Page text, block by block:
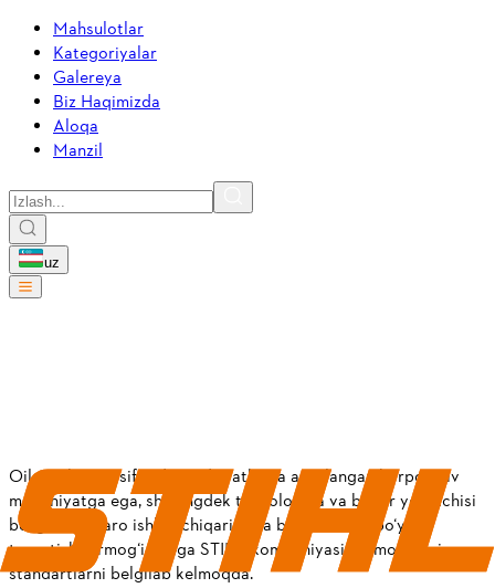
Mahsulotlar
Kategoriyalar
Galereya
Biz Haqimizda
Aloqa
Manzil
uz
Oilaviy biznes sifatida, qadriyatlarga asoslangan korporativ
madaniyatga ega, shuningdek texnologiya va bozor yetakchisi
bo‘lgan, xalqaro ishlab chiqarish va butun dunyo bo‘ylab
tarqatish tarmog‘iga ega STIHL kompaniyasi doimo yangi
standartlarni belgilab kelmoqda.